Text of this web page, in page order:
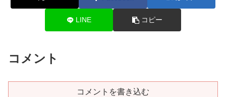
LINE コピー
コメント
コメントを書き込む